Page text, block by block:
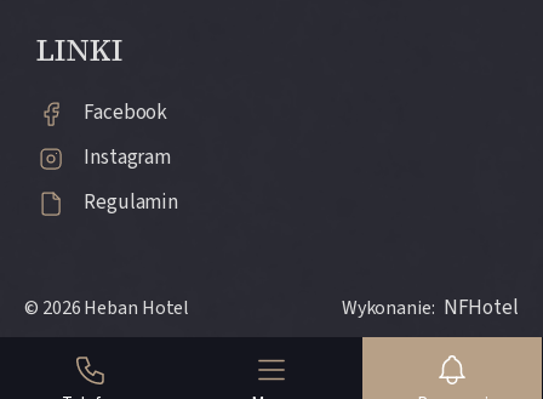
LINKI
Facebook
Instagram
Regulamin
© 2026 Heban Hotel Wykonanie: NFHotel